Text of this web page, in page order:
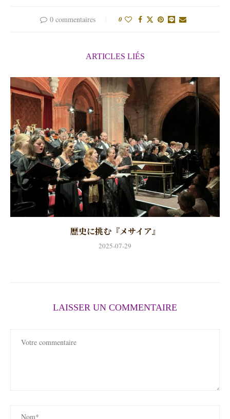
0 commentaires 0
ARTICLES LIÉS
歴史に挑む『メサイア』
2025-07-29
LAISSER UN COMMENTAIRE